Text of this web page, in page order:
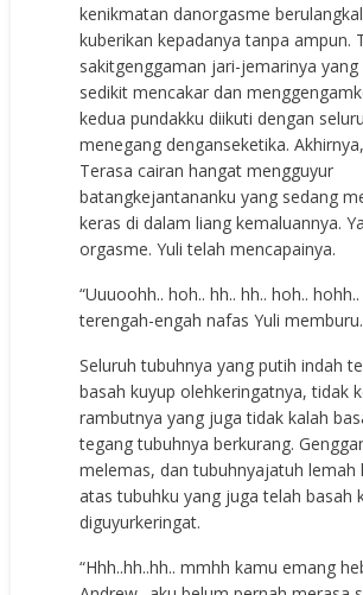
kenikmatan danorgasme
kuberikan kepadanya tanpa ampun.
sakitgenggaman jari-jemarinya yang
sedikit mencakar dan
kedua pundakku diikuti dengan
menegang denganseketika. Akhirnya,
Terasa cairan hangat mengguyur
batangkejantananku yang sedang
keras di dalam liang kemaluannya.
orgasme. Yuli telah mencapainya.
“Uuuoohh.. hoh.. hh.. hh.. hoh.. hohh..
terengah-engah nafas Yuli memburu.
Seluruh tubuhnya yang putih indah
basah kuyup olehkeringatnya, tidak
rambutnya yang juga tidak kalah
tegang tubuhnya berkurang.
melemas, dan tubuhnyajatuh lemah
atas tubuhku yang juga telah basah
diguyurkeringat.
“Hhh..hh..hh.. mmhh kamu emang